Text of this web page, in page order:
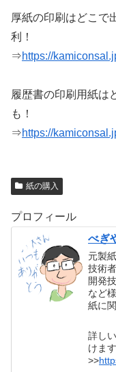
厚紙の印刷はどこで
利！
⇒https://
履歴書の印刷用紙は
も！
⇒https://
紙の購入
プロフィール
べぎ
元製
技術
開発
など
紙に
詳し
けます
>>